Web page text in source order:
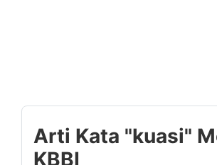
Arti Kata "kuasi"
KBBI